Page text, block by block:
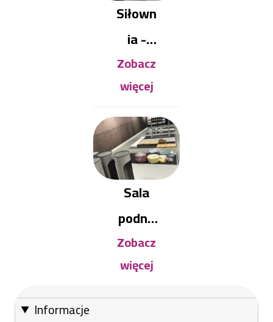
Siłown
ia -
Hala
Sporto
wa
Zobacz
więcej
Sala
podno
szenia
ciężaró
w
Zobacz
więcej
Informacje